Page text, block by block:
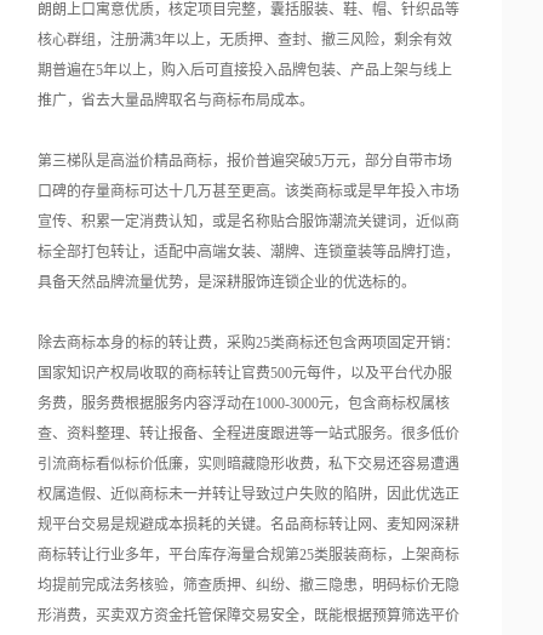
朗朗上口寓意优质，核定项目完整，囊括服装、鞋、帽、针织品等
核心群组，注册满3年以上，无质押、查封、撤三风险，剩余有效
期普遍在5年以上，购入后可直接投入品牌包装、产品上架与线上
推广，省去大量品牌取名与商标布局成本。
第三梯队是高溢价精品商标，报价普遍突破5万元，部分自带市场
口碑的存量商标可达十几万甚至更高。该类商标或是早年投入市场
宣传、积累一定消费认知，或是名称贴合服饰潮流关键词，近似商
标全部打包转让，适配中高端女装、潮牌、连锁童装等品牌打造，
具备天然品牌流量优势，是深耕服饰连锁企业的优选标的。
除去商标本身的标的转让费，采购25类商标还包含两项固定开销：
国家知识产权局收取的商标转让官费500元每件，以及平台代办服
务费，服务费根据服务内容浮动在1000-3000元，包含商标权属核
查、资料整理、转让报备、全程进度跟进等一站式服务。很多低价
引流商标看似标价低廉，实则暗藏隐形收费，私下交易还容易遭遇
权属造假、近似商标未一并转让导致过户失败的陷阱，因此优选正
规平台交易是规避成本损耗的关键。名品商标转让网、麦知网深耕
商标转让行业多年，平台库存海量合规第25类服装商标，上架商标
均提前完成法务核验，筛查质押、纠纷、撤三隐患，明码标价无隐
形消费，买卖双方资金托管保障交易安全，既能根据预算筛选平价